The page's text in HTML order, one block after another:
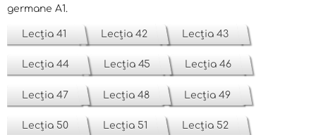
germane A1.
Lecția 41 Lecția 42 Lecția 43
Lecția 44 Lecția 45 Lecția 46
Lecția 47 Lecția 48 Lecția 49
Lecția 50 Lecția 51 Lecția 52